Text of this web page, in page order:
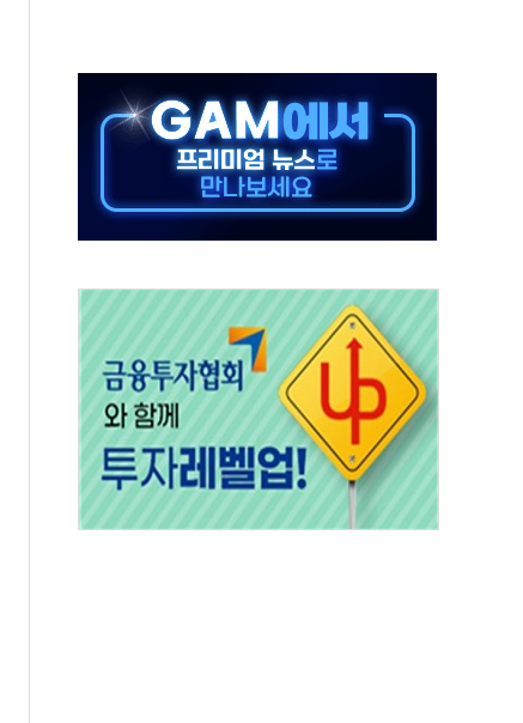
로 팔지도 못하는데 무슨 기축통화"